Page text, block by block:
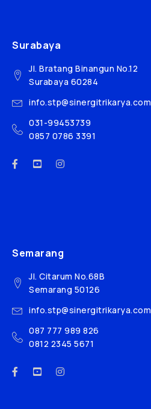
Surabaya
Jl. Bratang Binangun No.12
Surabaya 60284
info.stp@sinergitrikarya.com
031-99453739
0857 0786 3391
Semarang
Jl. Citarum No.68B
Semarang 50126
info.stp@sinergitrikarya.com
087 777 989 826
0812 2345 5671